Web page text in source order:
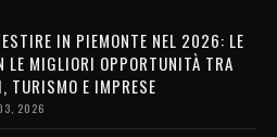
IN PIEMONTE NEL 2026: LE
LE MIGLIORI OPPORTUNITÀ TRA
TURISMO E IMPRESE
2026